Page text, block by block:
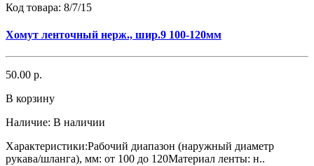
Код товара: 8/7/15
Хомут ленточный нерж., шир.9 100-120мм
50.00 р.
В корзину
Наличие: В наличии
Характеристики:Рабочий диапазон (наружный диаметр
рукава/шланга), мм: от 100 до 120Материал ленты: н..